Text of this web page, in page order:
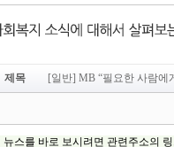
제목 [일반] MB “필요한 사람에